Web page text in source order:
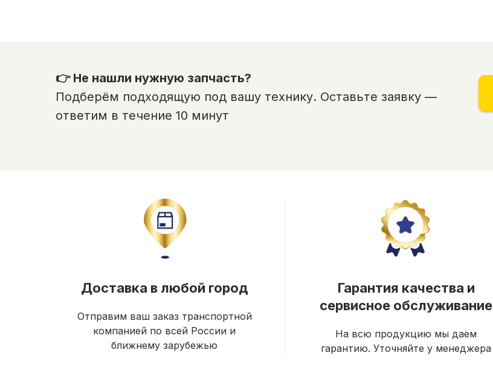
👉 Не нашли нужную запчасть?
Подберём подходящую под вашу технику. Оставьте заявку —
ответим в течение 10 минут
Доставка в любой город
Отправим ваш заказ транспортной
компанией по всей России и
ближнему зарубежью
Гарантия качества и
сервисное обслуживание
На всю продукцию мы даем
гарантию. Уточняйте у менеджера